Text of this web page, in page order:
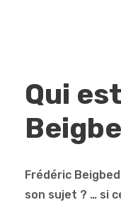
Qui
Frédéric
son sujet ? … si